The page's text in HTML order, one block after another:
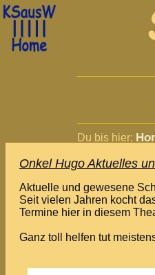
LOG:2026-08-09-14:44:05
Du bis hier:
Onkel Hugo Aktuelles
Aktuelle und gewesene
Seit vielen Jahren kocht
Termine hier in diesem
Ganz toll helfen tut